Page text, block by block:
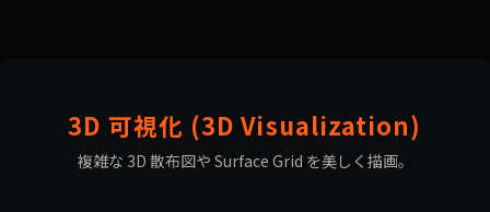
3D 可視化 (3D Visualization)
複雑な 3D 散布図や Surface Grid を美しく描画。